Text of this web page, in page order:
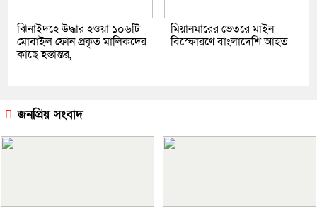
ঝিনাইদহে উদ্ধার হওয়া ১০৬টি
মোবাইল ফোন প্রকৃত মালিকদের
কাছে হস্তান্তর,
মিয়ানমারের ভেতরে মাইন
বিস্ফোরণে বাংলাদেশি আহত
জনপ্রিয় সংবাদ